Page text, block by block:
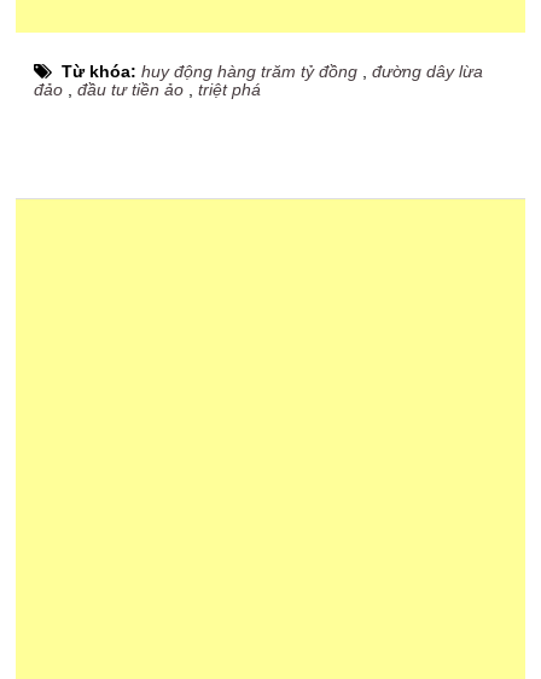
Từ khóa:huy động hàng trăm tỷ đồng ,đường dây lừa
đảo ,đầu tư tiền ảo ,triệt phá